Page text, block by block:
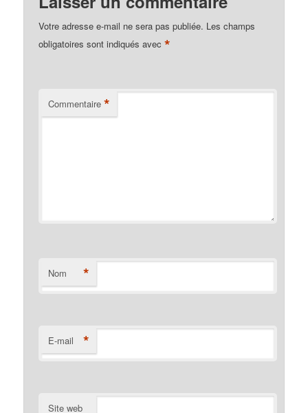
Votre adresse e-mail ne sera pas publiée. Les champs
obligatoires sont indiqués avec*
Commentaire *
Nom *
E-mail *
Site web